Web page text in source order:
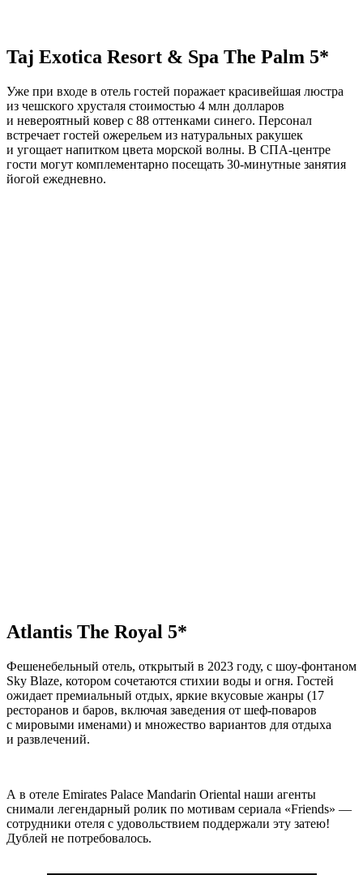
Taj Exotica Resort & Spa The Palm 5*
Уже при входе в отель гостей поражает красивейшая люстра
из чешского хрусталя стоимостью 4 млн долларов
и невероятный ковер с 88 оттенками синего. Персонал
встречает гостей ожерельем из натуральных ракушек
и угощает напитком цвета морской волны. В СПА-центре
гости могут комплементарно посещать 30-минутные занятия
йогой ежедневно.
Atlantis The Royal 5*
Фешенебельный отель, открытый в 2023 году, с шоу-фонтаном
Sky Blaze, котором сочетаются стихии воды и огня. Гостей
ожидает премиальный отдых, яркие вкусовые жанры (17
ресторанов и баров, включая заведения от шеф-поваров
с мировыми именами) и множество вариантов для отдыха
и развлечений.
А в отеле Emirates Palace Mandarin Oriental наши агенты
снимали легендарный ролик по мотивам сериала «Friends» —
сотрудники отеля с удовольствием поддержали эту затею!
Дублей не потребовалось.